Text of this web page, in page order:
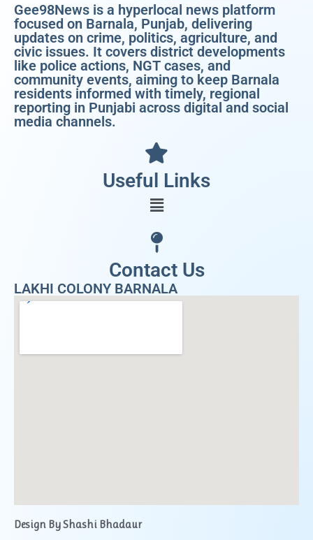
Gee98News is a hyperlocal news platform
focused on Barnala, Punjab, delivering
updates on crime, politics, agriculture, and
civic issues. It covers district developments
like police actions, NGT cases, and
community events, aiming to keep Barnala
residents informed with timely, regional
reporting in Punjabi across digital and social
media channels.
Useful Links
Contact Us
LAKHI COLONY BARNALA
Design By Shashi Bhadaur